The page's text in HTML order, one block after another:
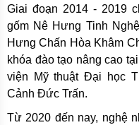
Giai đoạn 2014 - 2019
gốm Nê Hưng Tinh
Hưng Chấn Hòa Khâm
khóa đào tạo nâng cao
viện Mỹ thuật Đại học
Cảnh Đức Trấn.
Từ 2020 đến nay, nghệ